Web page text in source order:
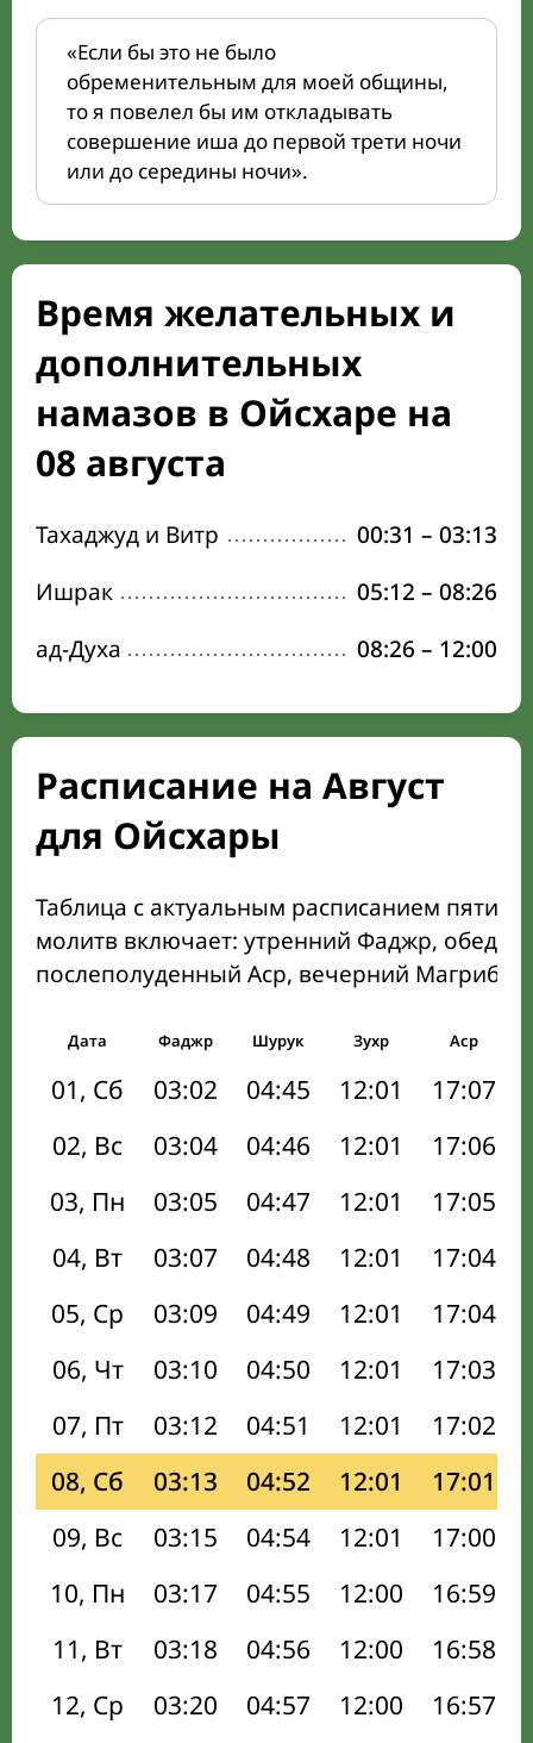
«Если бы это не было
обременительным для моей общины,
то я повелел бы им откладывать
совершение иша до первой трети ночи
или до середины ночи».
Время желательных и
дополнительных
намазов в Ойсхаре на
08 августа
Тахаджуд и Витр 00:31 – 03:13
Ишрак
05:12 – 08:26
ад-Духа
08:26 – 12:00
Расписание на Август
для Ойсхары
Таблица с актуальным расписанием пяти
молитв включает: утренний Фаджр,
послеполуденный Аср, вечерний Магриб
Дата Фаджр Шурук Зухр Аср
01, Сб 03:02 04:45 12:01 17:07
02, Вс
03:04 04:46 12:01 17:06
03, Пн
03:05 04:47 12:01 17:05
04, Вт
03:07 04:48 12:01 17:04
05, Ср
03:09 04:49 12:01 17:04
06, Чт
03:10 04:50 12:01 17:03
07, Пт
03:12 04:51 12:01 17:02
08, Сб
03:13 04:52 12:01 17:01
09, Вс
03:15 04:54 12:01 17:00
10, Пн
03:17 04:55 12:00 16:59
11, Вт
03:18 04:56 12:00 16:58
12, Ср
03:20 04:57 12:00 16:57